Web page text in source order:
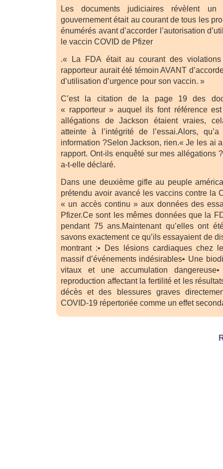
Les documents judiciaires révèlent
gouvernement était au courant de tous les
énumérés avant d’accorder l’autorisation
le vaccin COVID de Pfizer
.« La FDA était au courant des
rapporteur aurait été témoin AVANT
d’utilisation d’urgence pour son vaccin. »
C’est la citation de la page 19 des
« rapporteur » auquel ils font référence
allégations de Jackson étaient vraies,
atteinte à l’intégrité de l’essai.Alors,
information ?Selon Jackson, rien.« Je les ai
rapport. Ont-ils enquêté sur mes allégations
a-t-elle déclaré.
Dans une deuxième gifle au peuple
prétendu avoir avancé les vaccins contre la
« un accès continu » aux données des
Pfizer.Ce sont les mêmes données que la
pendant 75 ans.Maintenant qu’elles ont
savons exactement ce qu’ils essayaient de
montrant :• Des lésions cardiaques chez
massif d’événements indésirables• Une
vitaux et une accumulation
reproduction affectant la fertilité et les
décès et des blessures graves
COVID-19 répertoriée comme un effet